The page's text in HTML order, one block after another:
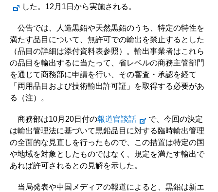
した。12月1日から実施される。
公告では、人造黒鉛や天然黒鉛のうち、特定の特性を
満たす品目について、無許可での輸出を禁止するとした
（品目の詳細は添付資料表参照）。輸出事業者はこれら
の品目を輸出するに当たって、省レベルの商務主管部門
を通じて商務部に申請を行い、その審査・承認を経て
「両用品目および技術輸出許可証」を取得する必要があ
る（注）。
商務部は10月20日付の報道官談話
で、今回の決定
は輸出管理法に基づいて黒鉛品目に対する臨時輸出管理
の全面的な見直しを行ったもので、この措置は特定の国
や地域を対象としたものではなく、規定を満たす輸出で
あれば許可されるとの見解を示した。
当局発表や中国メディアの報道によると、黒鉛は新エ